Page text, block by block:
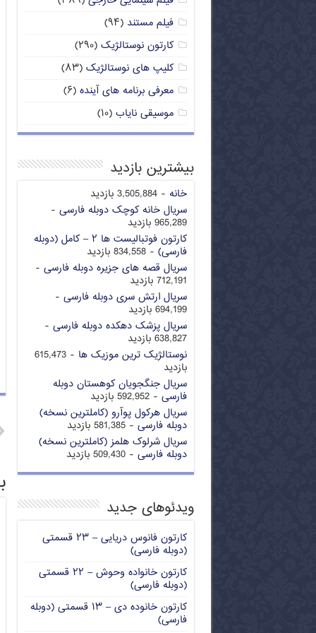
فیلم مستند (۹۴)
کارتون نوستالژیک (۲۹۰)
کلیپ های نوستالژیک (۸۳)
معرفی برنامه های آینده (۶)
موسیقی نایاب (۱۰)
بیشترین بازدید
خانه - 3,505,884 بازدید
سریال خانه کوچک دوبله فارسی -
965,289 بازدید
کارتون فوتبالیست ها ۲ – کامل (دوبله
فارسی) - 834,558 بازدید
سریال قصه های جزیره دوبله فارسی -
712,191 بازدید
سریال ارتش سری دوبله فارسی -
694,199 بازدید
سریال پزشک دهکده دوبله فارسی -
638,827 بازدید
نوستالژیک ترین موزیک ها
- 615,473
بازدید
سریال جنگجویان کوهستان دوبله
فارسی - 592,952 بازدید
سریال هرکول پوآرو (کاملترین نسخه)
دوبله فارسی - 581,385 بازدید
سریال شرلوک هلمز (کاملترین نسخه)
دوبله فارسی - 509,430 بازدید
ویدئوهای جدید
کارتون فانوس دریایی – ۲۳ قسمتی
(دوبله فارسی)
کارتون خانواده وحوش – ۲۲ قسمتی
(دوبله فارسی)
کارتون خانوده دی – ۱۳ قسمتی (دوبله
فارسی)